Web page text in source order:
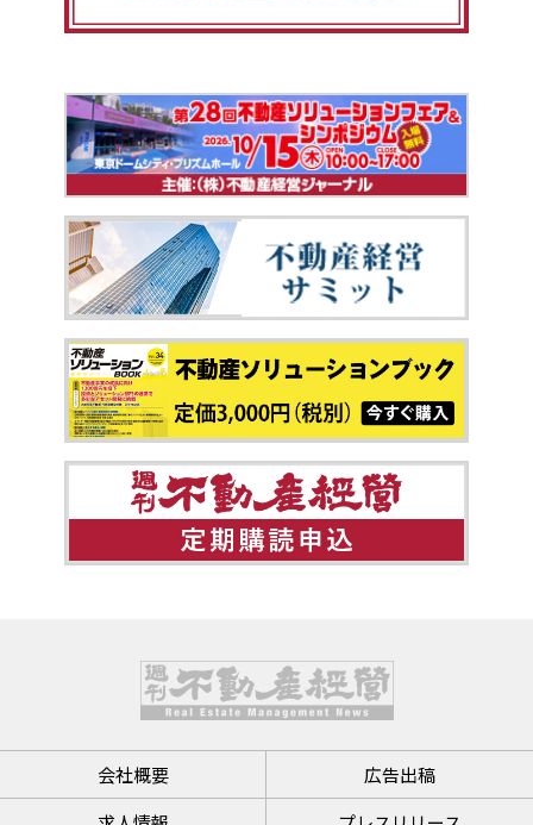
会社概要
広告出稿